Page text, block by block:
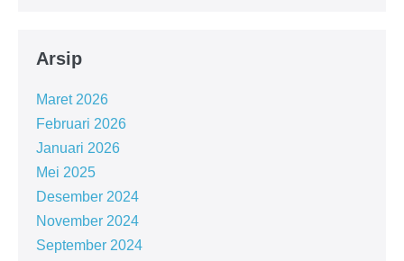
Arsip
Maret 2026
Februari 2026
Januari 2026
Mei 2025
Desember 2024
November 2024
September 2024